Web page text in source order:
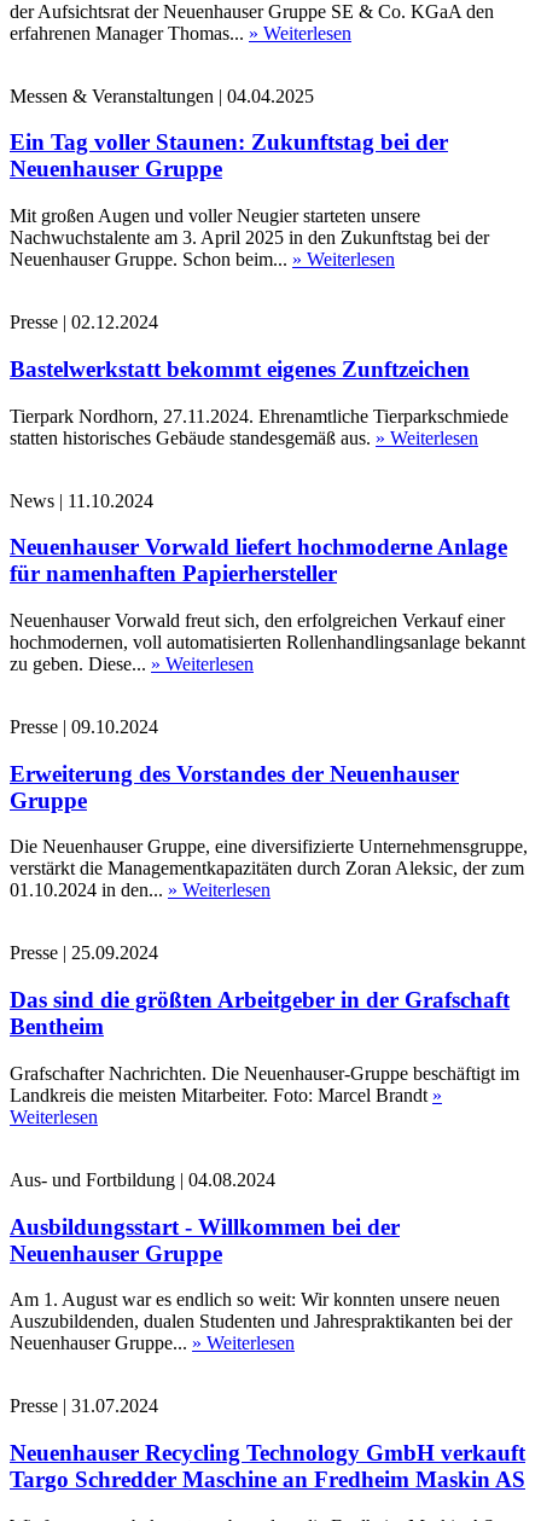
der Aufsichtsrat der Neuenhauser Gruppe SE & Co. KGaA den
erfahrenen Manager Thomas... » Weiterlesen
Messen & Veranstaltungen | 04.04.2025
Ein Tag voller Staunen: Zukunftstag bei der
Neuenhauser Gruppe
Mit großen Augen und voller Neugier starteten unsere
Nachwuchstalente am 3. April 2025 in den Zukunftstag bei der
Neuenhauser Gruppe. Schon beim... » Weiterlesen
Presse | 02.12.2024
Bastelwerkstatt bekommt eigenes Zunftzeichen
Tierpark Nordhorn, 27.11.2024. Ehrenamtliche Tierparkschmiede
statten historisches Gebäude standesgemäß aus. » Weiterlesen
News | 11.10.2024
Neuenhauser Vorwald liefert hochmoderne Anlage
für namenhaften Papierhersteller
Neuenhauser Vorwald freut sich, den erfolgreichen Verkauf einer
hochmodernen, voll automatisierten Rollenhandlingsanlage bekannt
zu geben. Diese... » Weiterlesen
Presse | 09.10.2024
Erweiterung des Vorstandes der Neuenhauser
Gruppe
Die Neuenhauser Gruppe, eine diversifizierte Unternehmensgruppe,
verstärkt die Managementkapazitäten durch Zoran Aleksic, der zum
01.10.2024 in den... » Weiterlesen
Presse | 25.09.2024
Das sind die größten Arbeitgeber in der Grafschaft
Bentheim
Grafschafter Nachrichten. Die Neuenhauser-Gruppe beschäftigt im
Landkreis die meisten Mitarbeiter. Foto: Marcel Brandt »
Weiterlesen
Aus- und Fortbildung | 04.08.2024
Ausbildungsstart - Willkommen bei der
Neuenhauser Gruppe
Am 1. August war es endlich so weit: Wir konnten unsere neuen
Auszubildenden, dualen Studenten und Jahrespraktikanten bei der
Neuenhauser Gruppe... » Weiterlesen
Presse | 31.07.2024
Neuenhauser Recycling Technology GmbH verkauft
Targo Schredder Maschine an Fredheim Maskin AS